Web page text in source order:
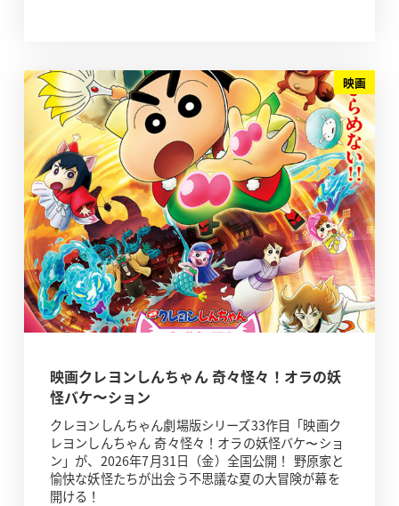
映画
映画クレヨンしんちゃん 奇々怪々！オラの妖
怪バケ〜ション
クレヨンしんちゃん劇場版シリーズ33作目「映画ク
レヨンしんちゃん 奇々怪々！オラの妖怪バケ〜ショ
ン」が、2026年7月31日（金）全国公開！ 野原家と
愉快な妖怪たちが出会う不思議な夏の大冒険が幕を
開ける！